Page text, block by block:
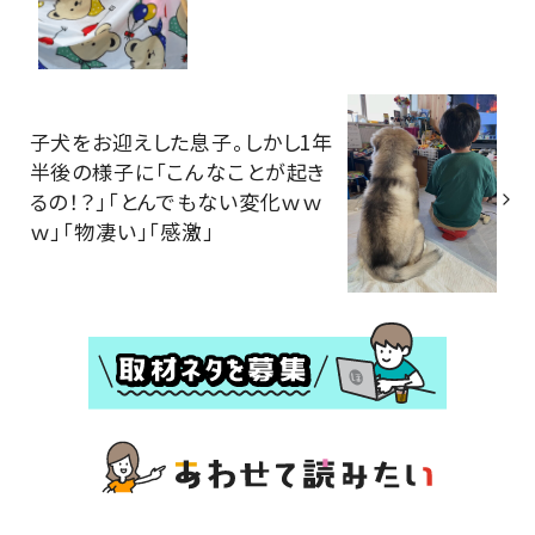
子犬をお迎えした息子。しかし1年
半後の様子に「こんなことが起き
るの！？」「とんでもない変化ｗｗ
ｗ」「物凄い」「感激」